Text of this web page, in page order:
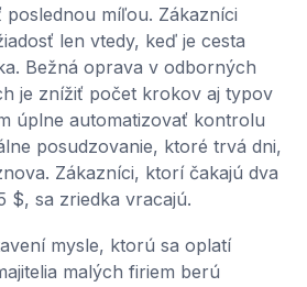
míľou. Zákazníci
len vtedy, keď je cesta
Bežná oprava v odborných
je znížiť počet krokov aj typov
úplne automatizovať kontrolu
posudzovanie, ktoré trvá dni,
Zákazníci, ktorí čakajú dva
$, sa zriedka vracajú.
mysle, ktorú sa oplatí
malých firiem berú